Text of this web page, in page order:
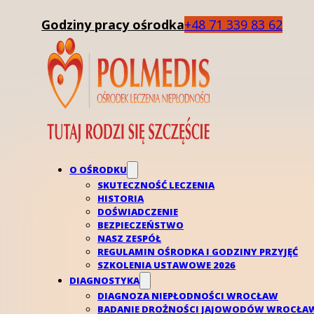
Godziny pracy ośrodka+48 71 339 83 62
O OŚRODKU
SKUTECZNOŚĆ LECZENIA
HISTORIA
DOŚWIADCZENIE
BEZPIECZEŃSTWO
NASZ ZESPÓŁ
REGULAMIN OŚRODKA I GODZINY PRZYJĘĆ
SZKOLENIA USTAWOWE 2026
DIAGNOSTYKA
DIAGNOZA NIEPŁODNOŚCI WROCŁAW
BADANIE DROŻNOŚCI JAJOWODÓW
AMH – Ocena